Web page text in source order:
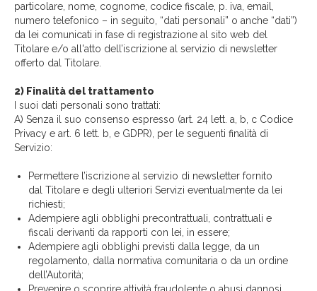
particolare, nome, cognome, codice fiscale, p. iva, email,
numero telefonico – in seguito, “dati personali” o anche “dati”)
da lei comunicati in fase di registrazione al sito web del
Titolare e/o all'atto dell’iscrizione al servizio di newsletter
offerto dal Titolare.
2) Finalità del trattamento
I suoi dati personali sono trattati:
A) Senza il suo consenso espresso (art. 24 lett. a, b, c Codice
Privacy e art. 6 lett. b, e GDPR), per le seguenti finalità di
Servizio:
Permettere l’iscrizione al servizio di newsletter fornito
dal Titolare e degli ulteriori Servizi eventualmente da lei
richiesti;
Adempiere agli obblighi precontrattuali, contrattuali e
fiscali derivanti da rapporti con lei, in essere;
Adempiere agli obblighi previsti dalla legge, da un
regolamento, dalla normativa comunitaria o da un ordine
dell’Autorità;